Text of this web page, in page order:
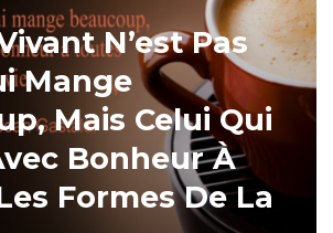
N’est Pas
Mange
Mais Celui Qui
Bonheur À
Formes De La